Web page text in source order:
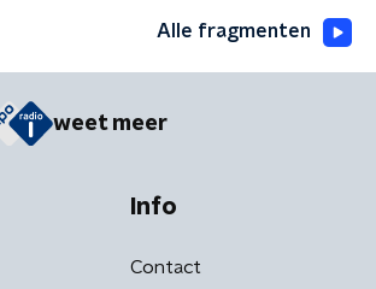
Alle fragmenten
weet meer
Info
Contact